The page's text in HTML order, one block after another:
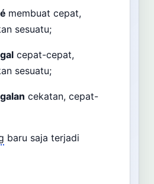
membuat cepat,
sesuatu;
cepat-cepat,
sesuatu;
cekatan, cepat-
baru saja terjadi